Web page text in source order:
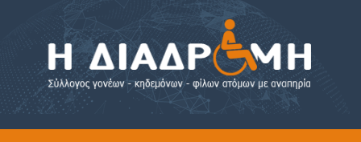
Η ΔΙΑΔΡΟΜΗ ΔΙΑΒΑΣΤΕ ΕΔΩ ►